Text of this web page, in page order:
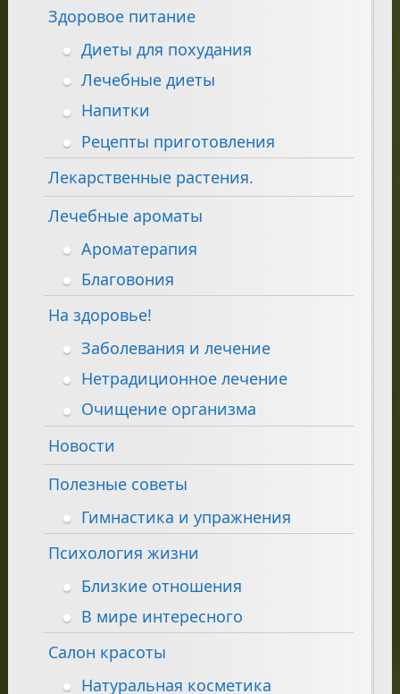
Здоровое питание
Диеты для похудания
Лечебные диеты
Напитки
Рецепты приготовления
Лекарственные растения.
Лечебные ароматы
Ароматерапия
Благовония
На здоровье!
Заболевания и лечение
Нетрадиционное лечение
Очищение организма
Новости
Полезные советы
Гимнастика и упражнения
Психология жизни
Близкие отношения
В мире интересного
Салон красоты
Натуральная косметика